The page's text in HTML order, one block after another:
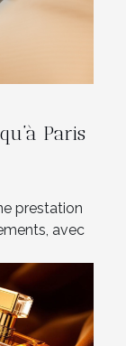
Paris
prestation
avec